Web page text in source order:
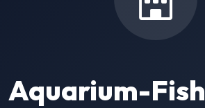
Aquarium-Fish